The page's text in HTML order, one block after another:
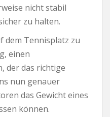
nicht stabil
zu halten.
dem Tennisplatz zu
einen
der das richtige
nun genauer
das Gewicht eines
können.